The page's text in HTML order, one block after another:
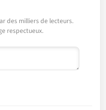
des milliers de lecteurs.
respectueux.